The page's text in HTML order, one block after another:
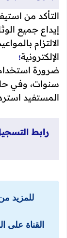
التأكد من
إيداع جميع
الالتزام
الإلكترونية؛
ضرورة
سنوات، وفي
المستفيد
رابط
للمزيد
القناة على